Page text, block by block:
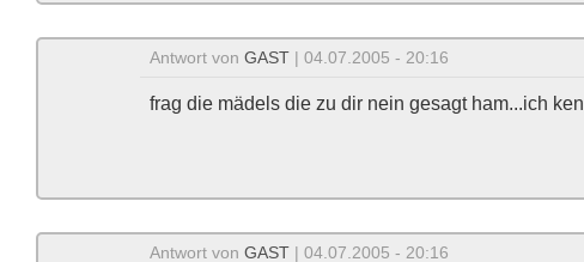
Antwort von GAST | 04.07.2005 - 20:16
frag die mädels die zu dir nein gesagt ham...ich
Antwort von GAST | 04.07.2005 - 20:16